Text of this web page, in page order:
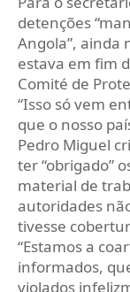
detenções
Angola”, ainda
estava em fim
Comité de
“Isso só vem
que o nosso
Pedro Miguel
ter “obrigado”
material de
autoridades
tivesse
“Estamos a
informados,
violados